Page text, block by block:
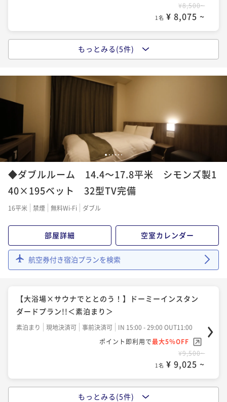
¥8,500~
1名 ¥ 8,075 ~
【13時イン-11時アウト】22時間ステイプラン♪≪素
事前決済可
IN 13:00 - 29:00 OUT11:00
¥ 9,975 ~
【大浴場×サウナでととのう！】ドーミーインスタン
ダードプラン!!＜朝食付き＞
事前決済可
IN 15:00 - 29:00 OUT11:00
【15時イン-13時アウト】22時間ステイプラン≪朝食
付き≫
ポイント即利用で 最大5％OFF
1名 ¥ 11,875 ~
【清掃不要のお客様限定】★WECO連泊プラン♪≪素
素泊まり 現地決済可 事前決済可
IN 15:00 - 29:00 OUT11:00
もっとみる(5件)
123456
◆ダブルルーム 14.4～17.8平米 シモンズ製1
40×195ベット 32型TV完備
16平米 禁煙 無料Wi-Fi ダブル
部屋詳細 空室カレンダー
航空券付き宿泊プランを検索
【大浴場×サウナでととのう！】ドーミーインスタン
ダードプラン!!＜素泊まり＞
素泊まり 現地決済可 事前決済可
IN 15:00 - 29:00 OUT11:00
ポイント即利用で最大5％OFF
¥9,500~
1名 ¥ 9,025 ~
もっとみる(5件)